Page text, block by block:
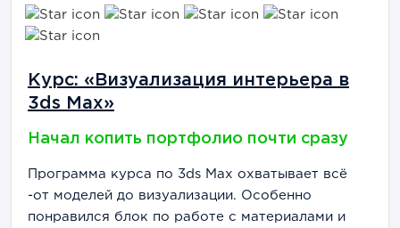
Курс: «Визуализация интерьера в
3ds Max»
Начал копить портфолио почти сразу
Программа курса по 3ds Max охватывает всё
-от моделей до визуализации. Особенно
понравился блок по работе с материалами и